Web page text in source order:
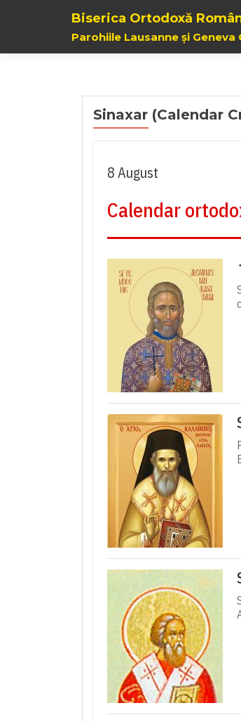
Biserica Ortodoxă
Parohiile Lausanne și Geneva
Sinaxar (Calendar
8 August
Calendar